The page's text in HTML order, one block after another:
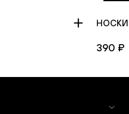
НОСКИ
390 ₽